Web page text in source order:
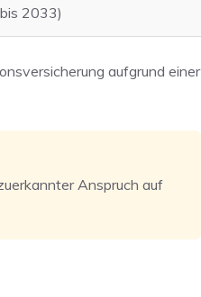
2033)
aufgrund einer
Anspruch auf